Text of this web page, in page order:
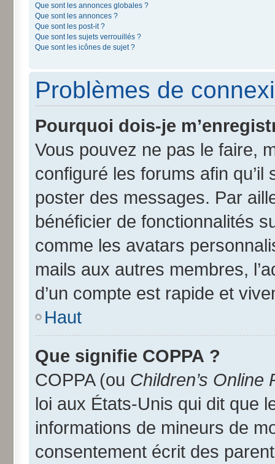
Que sont les annonces globales ?
Que sont les annonces ?
Que sont les post-it ?
Que sont les sujets verrouillés ?
Que sont les icônes de sujet ?
Problèmes de
Pourquoi dois-je
Vous pouvez ne pas le faire,
configuré les forums afin
poster des messages. Par
bénéficier de fonctionnalités
comme les avatars
mails aux autres membres,
d’un compte est rapide et
Haut
Que signifie COPPA ?
COPPA (ou Children’s
loi aux États-Unis qui dit que
informations de mineurs de
consentement écrit des